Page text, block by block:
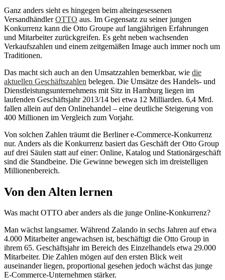
Ganz anders sieht es hingegen beim alteingesessenen
VersandhändlerOTTO aus. Im Gegensatz zu seiner jungen
Konkurrenz kann die Otto Groupe auf langjährigen Erfahrungen
und Mitarbeiter zurückgreifen. Es geht neben wachsenden
Verkaufszahlen und einem zeitgemäßen Image auch immer noch um
Traditionen.
Das macht sich auch an den Umsatzzahlen bemerkbar, wie die
aktuellen Geschäftszahlen belegen. Die Umsätze des Handels- und
Dienstleistungsunternehmens mit Sitz in Hamburg liegen im
laufenden Geschäftsjahr 2013/14 bei etwa 12 Milliarden. 6,4 Mrd.
fallen allein auf den Onlinehandel – eine deutliche Steigerung von
400 Millionen im Vergleich zum Vorjahr.
Von solchen Zahlen träumt die Berliner e-Commerce-Konkurrenz
nur. Anders als die Konkurrenz basiert das Geschäft der Otto Group
auf drei Säulen statt auf einer: Online, Katalog und Stationärgeschäft
sind die Standbeine. Die Gewinne bewegen sich im dreistelligen
Millionenbereich.
Von den Alten lernen
Was macht OTTO aber anders als die junge Online-Konkurrenz?
Man wächst langsamer. Während Zalando in sechs Jahren auf etwa
4.000 Mitarbeiter angewachsen ist, beschäftigt die Otto Group in
ihrem 65. Geschäftsjahr im Bereich des Einzelhandels etwa 29.000
Mitarbeiter. Die Zahlen mögen auf den ersten Blick weit
auseinander liegen, proportional gesehen jedoch wächst das junge
E-Commerce-Unternehmen stärker.